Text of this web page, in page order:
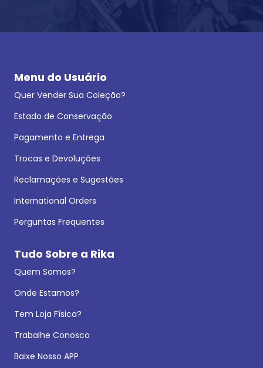
Menu do Usuário
Quer Vender Sua Coleção?
Estado de Conservação
Pagamento e Entrega
Trocas e Devoluções
Reclamações e Sugestões
International Orders
Perguntas Frequentes
Tudo Sobre a Rika
Quem Somos?
Onde Estamos?
Tem Loja Física?
Trabalhe Conosco
Baixe Nosso APP